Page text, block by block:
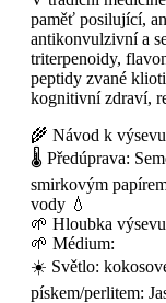
paměť posilující,
antikonvulzivní a
triterpenoidy,
peptidy zvané
kognitivní zdraví,
🌾 Návod k
🌡️ Předúprava:
smirkovým
vody 💧
🌱 Hloubka
🌱 Médium:
☀️ Světlo:
pískem/perlitem: